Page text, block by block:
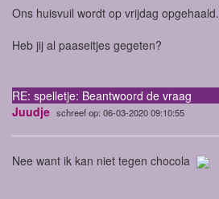
Ons huisvuil wordt op vrijdag opgehaald.
Heb jij al paaseitjes gegeten?
RE: spelletje: Beantwoord de vraag
Juudje schreef op: 06-03-2020 09:10:55
Nee want ik kan niet tegen chocola